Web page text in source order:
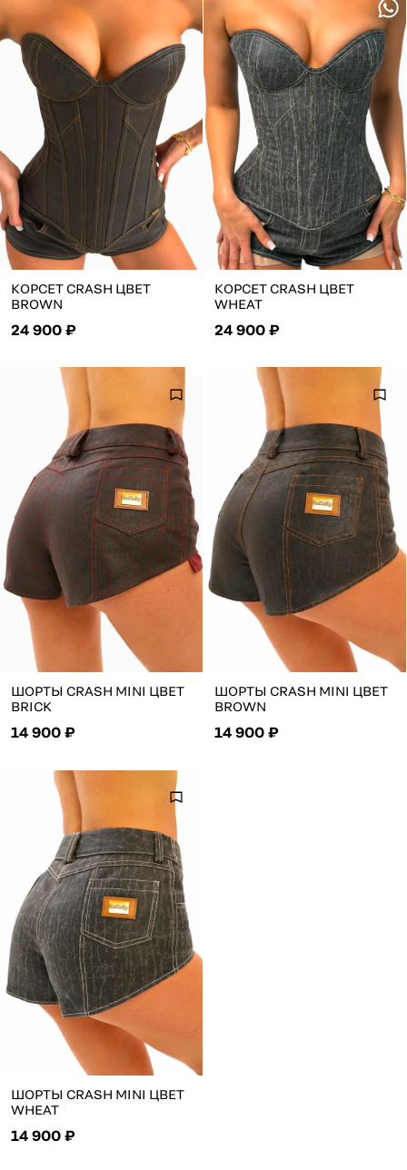
КОРСЕТ CRASH ЦВЕТ
BROWN
24 900 ₽
КОРСЕТ CRASH ЦВЕТ
WHEAT
24 900 ₽
ШОРТЫ CRASH MINI ЦВЕТ
BRICK
14 900 ₽
ШОРТЫ CRASH MINI ЦВЕТ
BROWN
14 900 ₽
ШОРТЫ CRASH MINI ЦВЕТ
WHEAT
14 900 ₽